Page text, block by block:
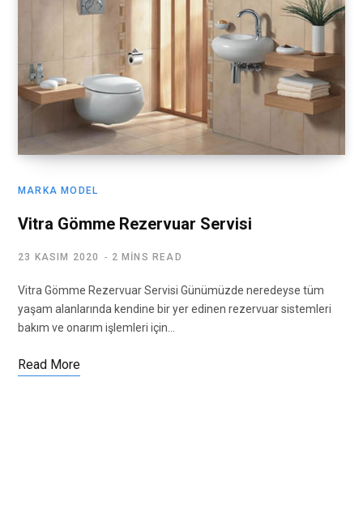
MARKA MODEL
Vitra Gömme Rezervuar Servisi
23 KASIM 2020 2 MINS READ
Vitra Gömme Rezervuar Servisi Günümüzde neredeyse tüm
yaşam alanlarında kendine bir yer edinen rezervuar sistemleri
bakım ve onarım işlemleri için…
Read More